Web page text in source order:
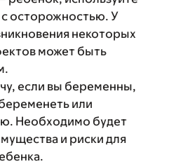
с осторожностью. У
некоторых
может быть
если вы беременны,
или
Необходимо будет
и риски для